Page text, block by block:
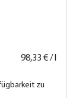
98,33 € / l
zu